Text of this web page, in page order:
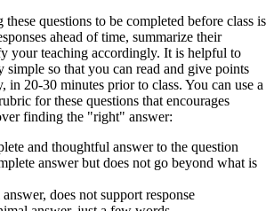
questions to be completed before class is
ahead of time, summarize their
your teaching accordingly. It is helpful to
simple so that you can read and give points
in 20-30 minutes prior to class. You can use a
for these questions that encourages
finding the "right" answer:
and thoughtful answer to the question
answer but does not go beyond what is
does not support response